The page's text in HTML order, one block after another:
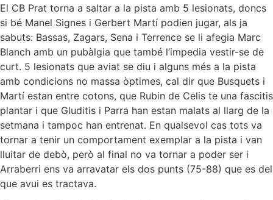
El CB Prat torna a saltar a la pista amb 5 lesionats, doncs
si bé Manel Signes i Gerbert Martí podien jugar, als ja
sabuts: Bassas, Zagars, Sena i Terrence se li afegia Marc
Blanch amb un pubàlgia que també l’impedia vestir-se de
curt. 5 lesionats que aviat se diu i alguns més a la pista
amb condicions no massa òptimes, cal dir que Busquets i
Martí estan entre cotons, que Rubin de Celis te una fascitis
plantar i que Gluditis i Parra han estan malats al llarg de la
setmana i tampoc han entrenat. En qualsevol cas tots va
tornar a tenir un comportament exemplar a la pista i van
lluitar de debò, però al final no va tornar a poder ser i
Arraberri ens va arravatar els dos punts (75-88) que es del
que avui es tractava.